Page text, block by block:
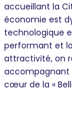
accueillant la
économie est
technologique
performant et
attractivité, on
accompagnant
cœur de la «